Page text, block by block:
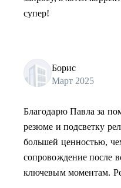
супер!
Борис
Март 2025
Благодарю Павла за
резюме и подсветку
большей ценностью,
сопровождение после
ключевым моментам.